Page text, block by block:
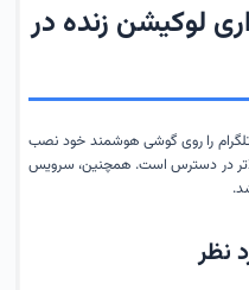
لوکیشن زنده در
را روی گوشی هوشمند خود نصب
این ویژگی در نسخه‌های ۴.۴ و بالاتر در دسترس است. همچنین، سرویس